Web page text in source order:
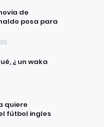
de
posa para
¿ un waka
quiere
fútbol ingles